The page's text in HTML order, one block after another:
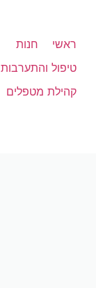
ראשי
חנות
טיפול והתערבות
קהילת מטפלים